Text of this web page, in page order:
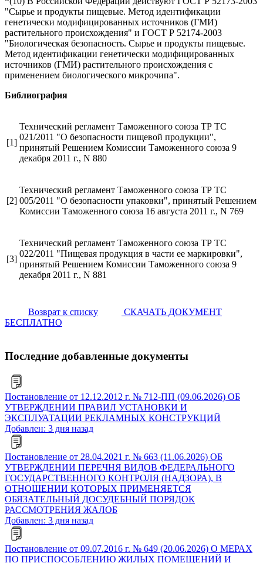
"Сырье и продукты пищевые. Метод идентификации
генетически модифицированных источников (ГМИ)
растительного происхождения" и ГОСТ Р 52174-2003
"Биологическая безопасность. Сырье и продукты пищевые.
Метод идентификации генетически модифицированных
источников (ГМИ) растительного происхождения с
применением биологического микрочипа".
Библиография
[1]
Технический регламент Таможенного союза ТР ТС
021/2011 "О безопасности пищевой продукции",
принятый Решением Комиссии Таможенного союза 9
декабря 2011 г., N 880
[2]
Технический регламент Таможенного союза ТР ТС
005/2011 "О безопасности упаковки", принятый Решением
Комиссии Таможенного союза 16 августа 2011 г., N 769
[3]
Технический регламент Таможенного союза ТР ТС
022/2011 "Пищевая продукция в части ее маркировки",
принятый Решением Комиссии Таможенного союза 9
декабря 2011 г., N 881
Возврат к списку
СКАЧАТЬ ДОКУМЕНТ
БЕСПЛАТНО
Последние добавленные документы
Постановление от 12.12.2012 г. № 712-ПП (09.06.2026) ОБ
УТВЕРЖДЕНИИ ПРАВИЛ УСТАНОВКИ И
ЭКСПЛУАТАЦИИ РЕКЛАМНЫХ КОНСТРУКЦИЙ
Добавлен: 3 дня назад
Постановление от 28.04.2021 г. № 663 (11.06.2026) ОБ
УТВЕРЖДЕНИИ ПЕРЕЧНЯ ВИДОВ ФЕДЕРАЛЬНОГО
ГОСУДАРСТВЕННОГО КОНТРОЛЯ (НАДЗОРА), В
ОТНОШЕНИИ КОТОРЫХ ПРИМЕНЯЕТСЯ
ОБЯЗАТЕЛЬНЫЙ ДОСУДЕБНЫЙ ПОРЯДОК
РАССМОТРЕНИЯ ЖАЛОБ
Добавлен: 3 дня назад
Постановление от 09.07.2016 г. № 649 (20.06.2026) О МЕРАХ
ПО ПРИСПОСОБЛЕНИЮ ЖИЛЫХ ПОМЕЩЕНИЙ И